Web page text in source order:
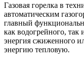
Газовая горелка в
автоматическим
главный
как водогрейного, так
энергия сжиженного
энергию тепловую.